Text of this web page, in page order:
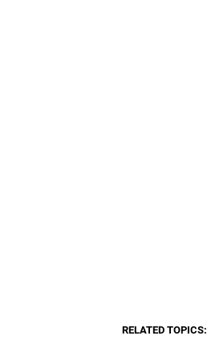
RELATED TOPICS: